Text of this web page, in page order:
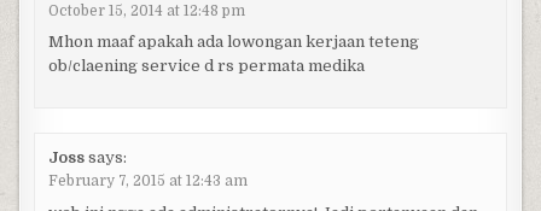
October 15, 2014 at 12:48 pm
Mhon maaf apakah ada lowongan kerjaan teteng
ob/claening service d rs permata medika
Joss says:
February 7, 2015 at 12:43 am